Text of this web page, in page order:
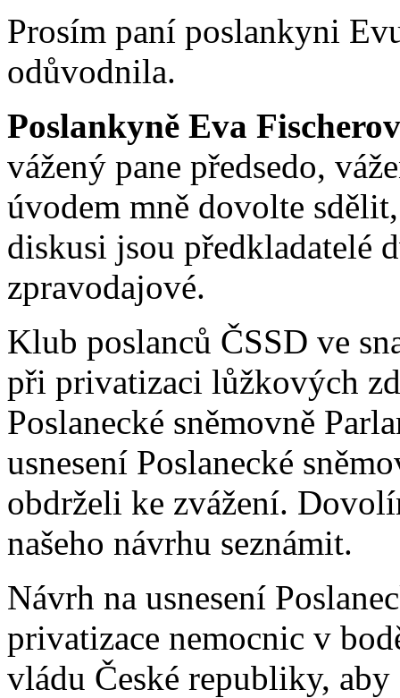
Prosím paní poslankyni
odůvodnila.
Poslankyně Eva
vážený pane předsedo,
úvodem mně dovolte
diskusi jsou předkladatelé
zpravodajové.
Klub poslanců ČSSD ve
při privatizaci lůžkových
Poslanecké sněmovně
usnesení Poslanecké
obdrželi ke zvážení.
našeho návrhu seznámit.
Návrh na usnesení
privatizace nemocnic v
vládu České republiky, aby